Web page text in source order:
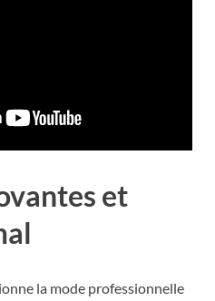
et
la mode professionnelle